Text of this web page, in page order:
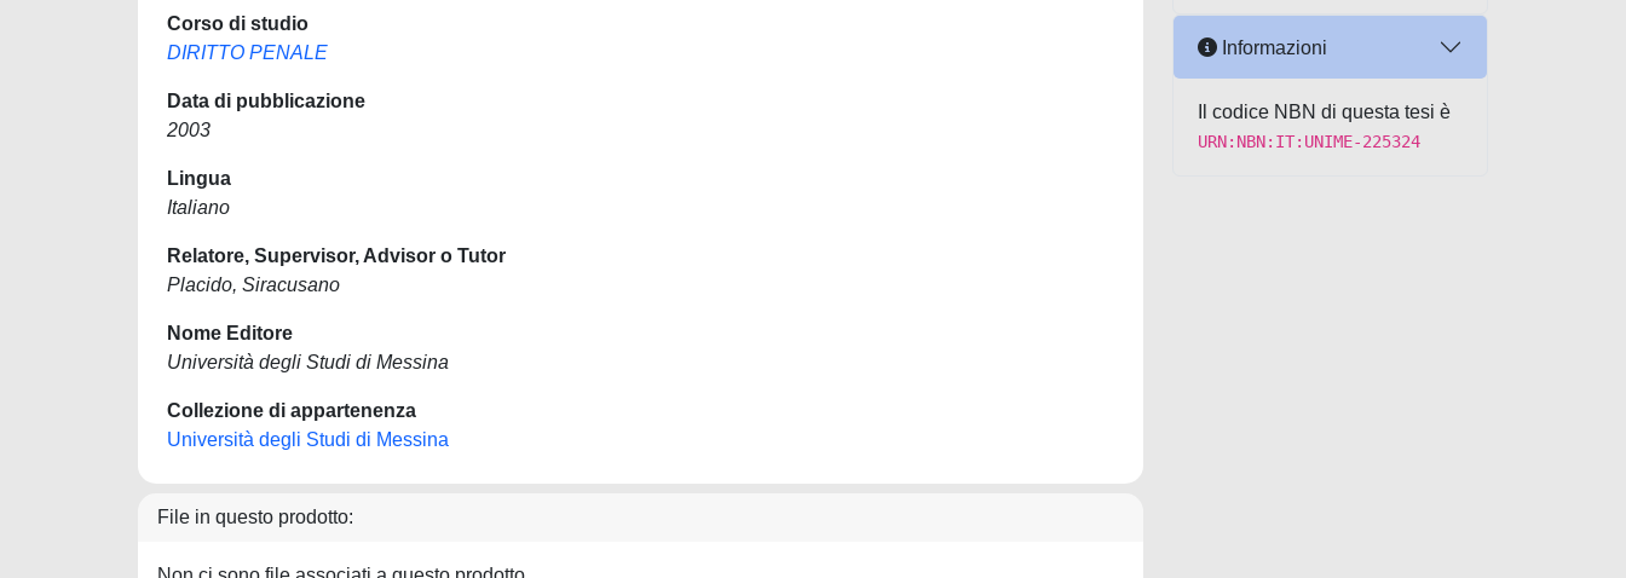
Corso di studio
DIRITTO PENALE
Data di pubblicazione
2003
Lingua
Italiano
Relatore, Supervisor, Advisor o Tutor
Placido, Siracusano
Nome Editore
Università degli Studi di Messina
Collezione di appartenenza
Università degli Studi di Messina
File in questo prodotto:
Informazioni
Il codice NBN di questa tesi è
URN:NBN:IT:UNIME-225324